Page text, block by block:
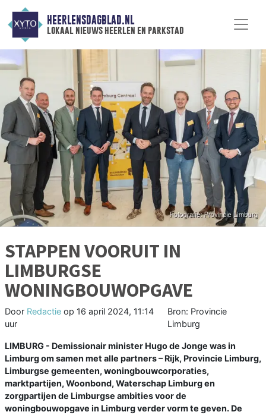
HEERLENSDAGBLAD.NL
lokaal nieuws heerlen en parkstad
STAPPEN VOORUIT IN
LIMBURGSE
WONINGBOUWOPGAVE
Door Redactie op 16 april 2024, 11:14
uur
Bron: Provincie
Limburg
LIMBURG - Demissionair minister Hugo de Jonge was in
Limburg om samen met alle partners – Rijk, Provincie Limburg,
Limburgse gemeenten, woningbouwcorporaties,
marktpartijen, Woonbond, Waterschap Limburg en
zorgpartijen de Limburgse ambities voor de
woningbouwopgave in Limburg verder vorm te geven. De